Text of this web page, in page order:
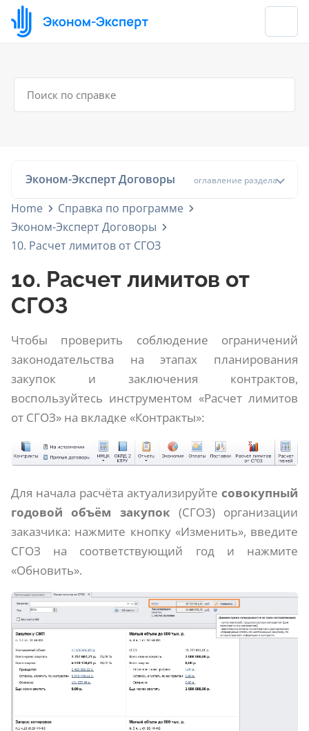
Эконом-Эксперт Договоры оглавление раздела
Home
Справка по программе
Эконом-Эксперт Договоры
10. Расчет лимитов от СГОЗ
10. Расчет лимитов от
СГОЗ
Чтобы проверить соблюдение ограничений
законодательства на этапах планирования
закупок и заключения контрактов,
воспользуйтесь инструментом «Расчет лимитов
от СГОЗ» на вкладке «Контракты»:
Для начала расчёта актуализируйте совокупный
годовой объём закупок (СГОЗ) организации
заказчика: нажмите кнопку «Изменить», введите
СГОЗ на соответствующий год и нажмите
«Обновить».